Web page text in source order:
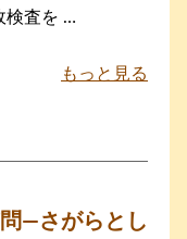
検査を …
もっと見る
―さがらとし